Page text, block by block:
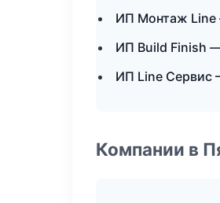
ИП Монтаж Line
ИП Build Finish
ИП Line Сервис
Компании в